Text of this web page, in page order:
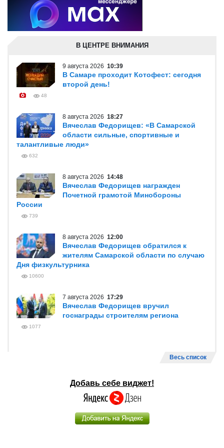
В ЦЕНТРЕ ВНИМАНИЯ
9 августа 2026 10:39
В Самаре проходит Котофест: сегодня
второй день!
48
8 августа 2026 18:27
Вячеслав Федорищев: «В Самарской
области сильные, спортивные и
талантливые люди»
632
8 августа 2026 14:48
Вячеслав Федорищев награжден
Почетной грамотой Минобороны
России
739
8 августа 2026 12:00
Вячеслав Федорищев обратился к
жителям Самарской области по случаю
Дня физкультурника
10600
7 августа 2026 17:29
Вячеслав Федорищев вручил
госнаграды строителям региона
1077
Весь список
Добавь себе виджет!